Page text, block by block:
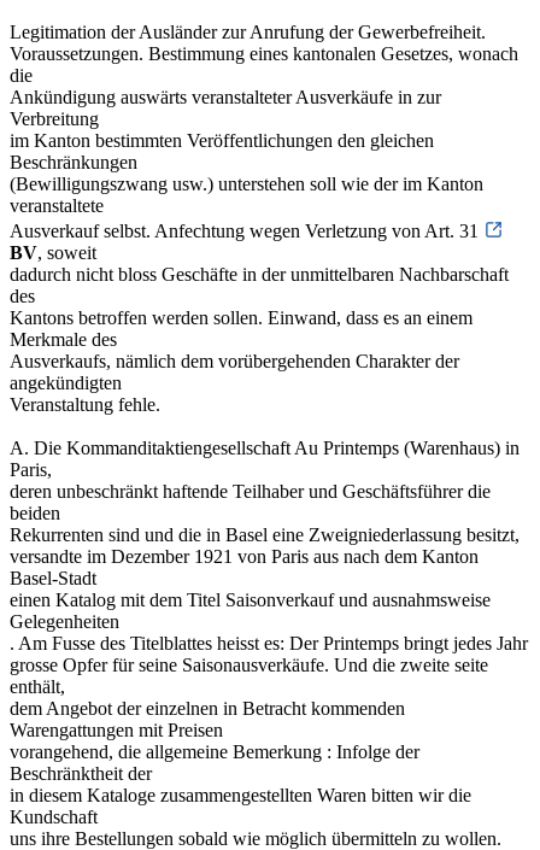
Legitimation der Ausländer zur Anrufung der Gewerbefreiheit.
Voraussetzungen. Bestimmung eines kantonalen Gesetzes, wonach
die
Ankündigung auswärts veranstalteter Ausverkäufe in zur
Verbreitung
im Kanton bestimmten Veröffentlichungen den gleichen
Beschränkungen
(Bewilligungszwang usw.) unterstehen soll wie der im Kanton
veranstaltete
Ausverkauf selbst. Anfechtung wegen Verletzung von Art. 31
BV, soweit
dadurch nicht bloss Geschäfte in der unmittelbaren Nachbarschaft
des
Kantons betroffen werden sollen. Einwand, dass es an einem
Merkmale des
Ausverkaufs, nämlich dem vorübergehenden Charakter der
angekündigten
Veranstaltung fehle.
A. Die Kommanditaktiengesellschaft Au Printemps (Warenhaus) in
Paris,
deren unbeschränkt haftende Teilhaber und Geschäftsführer die
beiden
Rekurrenten sind und die in Basel eine Zweigniederlassung besitzt,
versandte im Dezember 1921 von Paris aus nach dem Kanton
Basel-Stadt
einen Katalog mit dem Titel Saisonverkauf und ausnahmsweise
Gelegenheiten
. Am Fusse des Titelblattes heisst es: Der Printemps bringt jedes Jahr
grosse Opfer für seine Saisonausverkäufe. Und die zweite seite
enthält,
dem Angebot der einzelnen in Betracht kommenden
Warengattungen mit Preisen
vorangehend, die allgemeine Bemerkung : Infolge der
Beschränktheit der
in diesem Kataloge zusammengestellten Waren bitten wir die
Kundschaft
uns ihre Bestellungen sobald wie möglich übermitteln zu wollen.